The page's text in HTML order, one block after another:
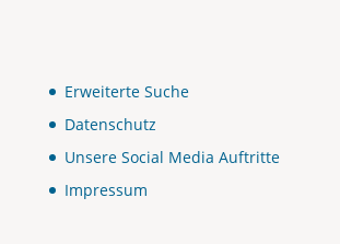
Erweiterte Suche
Datenschutz
Unsere Social Media Auftritte
Impressum